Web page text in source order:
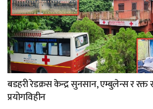
बडहरी रेडक्रस केन्द्र सुनसान, एम्बुलेन्स र
प्रयोगविहीन